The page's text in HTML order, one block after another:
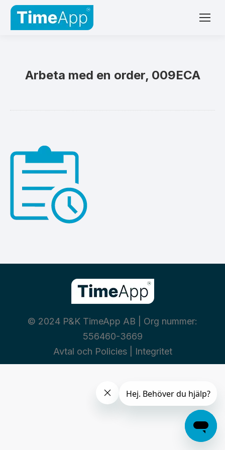
Arbeta med en order, 009ECA
© 2024 P&K TimeApp AB | Org nummer:
556460-3669
Avtal och Policies| Integritet